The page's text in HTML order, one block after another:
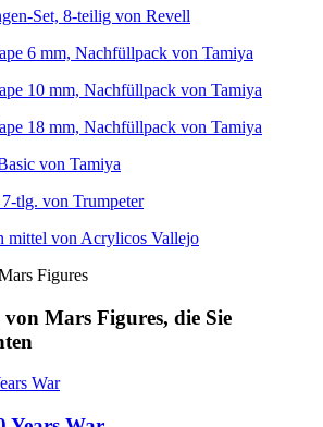
Set, 8-teilig von Revell
6 mm, Nachfüllpack von Tamiya
10 mm, Nachfüllpack von Tamiya
18 mm, Nachfüllpack von Tamiya
von Tamiya
tlg. von Trumpeter
mittel von Acrylicos Vallejo
Figures
Mars Figures, die Sie